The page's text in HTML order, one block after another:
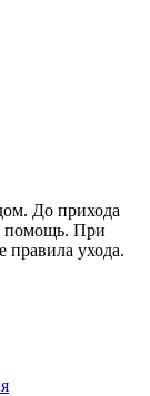
До прихода
помощь. При
правила ухода.